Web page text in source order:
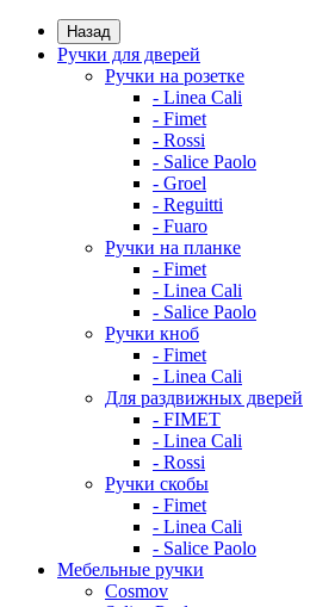
Назад
Ручки для дверей
Ручки на розетке
- Linea Cali
- Fimet
- Rossi
- Salice Paolo
- Groel
- Reguitti
- Fuaro
Ручки на планке
- Fimet
- Linea Cali
- Salice Paolo
Ручки кноб
- Fimet
- Linea Cali
Для раздвижных дверей
- FIMET
- Linea Cali
- Rossi
Ручки скобы
- Fimet
- Linea Cali
- Salice Paolo
Мебельные ручки
Cosmov